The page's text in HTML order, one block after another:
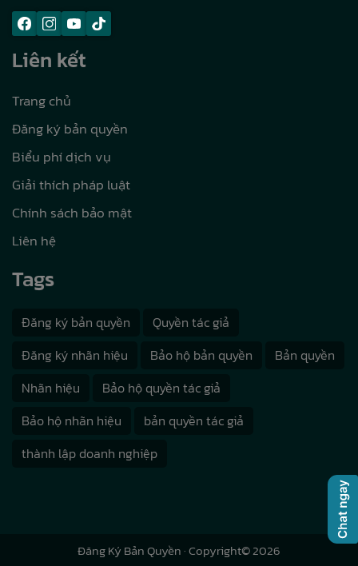
Liên kết
Trang chủ
Đăng ký bản quyền
Biểu phí dịch vụ
Giải thích pháp luật
Chính sách bảo mật
Liên hệ
Tags
Đăng ký bản quyền
Quyền tác giả
Đăng ký nhãn hiệu
Bảo hộ bản quyền
Bản quyền
Nhãn hiệu
Bảo hộ quyền tác giả
Bảo hộ nhãn hiệu
bản quyền tác giả
thành lập doanh nghiệp
Đăng Ký Bản Quyền· Copyright© 2026